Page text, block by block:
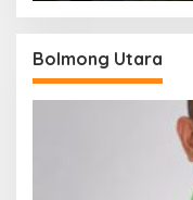
Bolmong Utara